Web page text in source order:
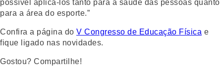
possível aplicá-los tanto para a saúde das pessoas quanto
para a área do esporte.”
Confira a página do V Congresso de Educação Física e
fique ligado nas novidades.
Gostou? Compartilhe!